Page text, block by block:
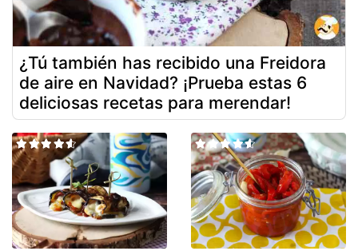
¿Tú también has recibido una Freidora
de aire en Navidad? ¡Prueba estas 6
deliciosas recetas para merendar!